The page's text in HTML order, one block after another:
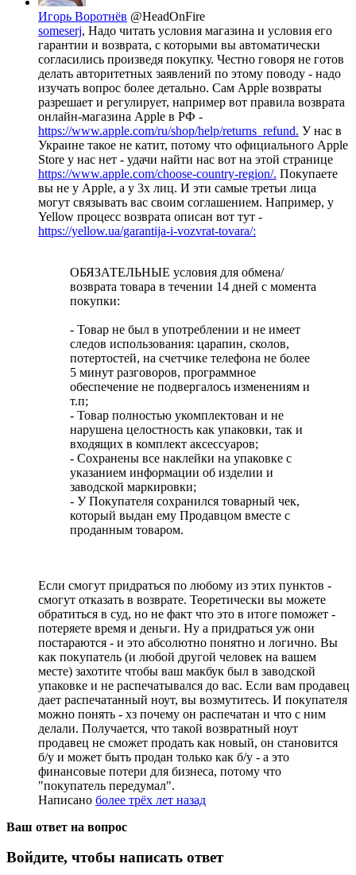
Игорь Воротнёв @HeadOnFire
someserj, Надо читать условия магазина и условия его
гарантии и возврата, с которыми вы автоматически
согласились произведя покупку. Честно говоря не готов
делать авторитетных заявлений по этому поводу - надо
изучать вопрос более детально. Сам Apple возвраты
разрешает и регулирует, например вот правила возврата
онлайн-магазина Apple в РФ -
https://www.apple.com/ru/shop/help/returns_refund. У нас в
Украине такое не катит, потому что официального Apple
Store у нас нет - удачи найти нас вот на этой странице
https://www.apple.com/choose-country-region/. Покупаете
вы не у Apple, а у 3х лиц. И эти самые третьи лица
могут связывать вас своим соглашением. Например, у
Yellow процесс возврата описан вот тут -
https://yellow.ua/garantija-i-vozvrat-tovara/:
ОБЯЗАТЕЛЬНЫЕ условия для обмена/
возврата товара в течении 14 дней с момента
покупки:
- Товар не был в употреблении и не имеет
следов использования: царапин, сколов,
потертостей, на счетчике телефона не более
5 минут разговоров, программное
обеспечение не подвергалось изменениям и
т.п;
- Товар полностью укомплектован и не
нарушена целостность как упаковки, так и
входящих в комплект аксессуаров;
- Сохранены все наклейки на упаковке с
указанием информации об изделии и
заводской маркировки;
- У Покупателя сохранился товарный чек,
который выдан ему Продавцом вместе с
проданным товаром.
Если смогут придраться по любому из этих пунктов -
смогут отказать в возврате. Теоретически вы можете
обратиться в суд, но не факт что это в итоге поможет -
потеряете время и деньги. Ну а придраться уж они
постараются - и это абсолютно понятно и логично. Вы
как покупатель (и любой другой человек на вашем
месте) захотите чтобы ваш макбук был в заводской
упаковке и не распечатывался до вас. Если вам продавец
дает распечатанный ноут, вы возмутитесь. И покупателя
можно понять - хз почему он распечатан и что с ним
делали. Получается, что такой возвратный ноут
продавец не сможет продать как новый, он становится
б/у и может быть продан только как б/у - а это
финансовые потери для бизнеса, потому что
"покупатель передумал".
Написано более трёх лет назад
Ваш ответ на вопрос
Войдите, чтобы написать ответ